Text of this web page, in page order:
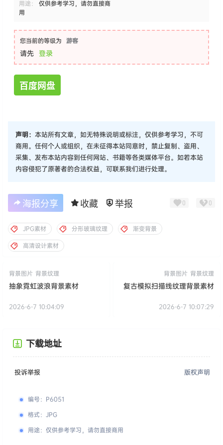
用途：
仅供参考学习，请勿直接商
用
您当前的等级为 游客
请先 登录
百度网盘
声明： 本站所有文章，如无特殊说明或标注，仅供参考学习，不可
商用。任何个人或组织，在未征得本站同意时，禁止复制、盗用、
采集、发布本站内容到任何网站、书籍等各类媒体平台。如若本站
内容侵犯了原著者的合法权益，可联系我们进行处理。
海报分享 收藏 举报 0 0
JPG素材 分形玻璃纹理
渐变背景
高清设计素材
背景图片 背景纹理
抽象霓虹波浪背景素材
2026-6-7 10:04:09
背景图片 背景纹理
复古模拟扫描线纹理背景素材
2026-6-7 10:07:29
下载地址
投诉举报 版权声明
编号： P6051
格式： JPG
用途： 仅供参考学习，请勿直接商用